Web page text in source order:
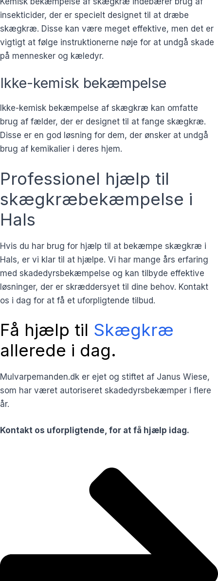
insekticider, der er specielt designet til at dræbe
skægkræ. Disse kan være meget effektive, men det er
vigtigt at følge instruktionerne nøje for at undgå skade
på mennesker og kæledyr.
Ikke-kemisk bekæmpelse
Ikke-kemisk bekæmpelse af skægkræ kan omfatte
brug af fælder, der er designet til at fange skægkræ.
Disse er en god løsning for dem, der ønsker at undgå
brug af kemikalier i deres hjem.
Professionel hjælp til
skægkræbekæmpelse i
Hals
Hvis du har brug for hjælp til at bekæmpe skægkræ i
Hals, er vi klar til at hjælpe. Vi har mange års erfaring
med skadedyrsbekæmpelse og kan tilbyde effektive
løsninger, der er skræddersyet til dine behov. Kontakt
os i dag for at få et uforpligtende tilbud.
Få hjælp til Skægkræ
allerede i dag.
Mulvarpemanden.dk er ejet og stiftet af Janus Wiese,
som har været autoriseret skadedyrsbekæmper i flere
år.
Kontakt os uforpligtende, for at få hjælp idag.